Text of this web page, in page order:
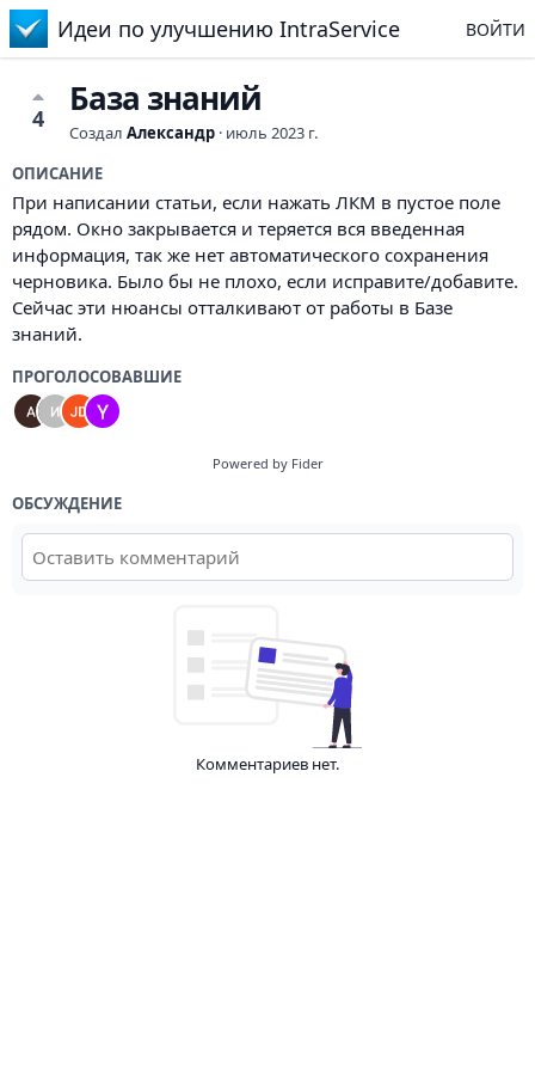
Идеи по улучшению IntraService ВОЙТИ
4 База знаний
Создал Александр · июль 2023 г.
ОПИСАНИЕ
При написании статьи, если нажать ЛКМ в пустое поле
рядом. Окно закрывается и теряется вся введенная
информация, так же нет автоматического сохранения
черновика. Было бы не плохо, если исправите/добавите.
Сейчас эти нюансы отталкивают от работы в Базе
знаний.
ПРОГОЛОСОВАВШИЕ
Powered by Fider
ОБСУЖДЕНИЕ
Комментариев нет.